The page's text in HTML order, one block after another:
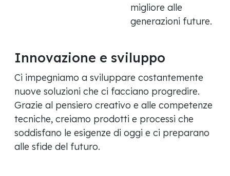
migliore alle
generazioni future.
Innovazione e sviluppo
Ci impegniamo a sviluppare costantemente
nuove soluzioni che ci facciano progredire.
Grazie al pensiero creativo e alle competenze
tecniche, creiamo prodotti e processi che
soddisfano le esigenze di oggi e ci preparano
alle sfide del futuro.